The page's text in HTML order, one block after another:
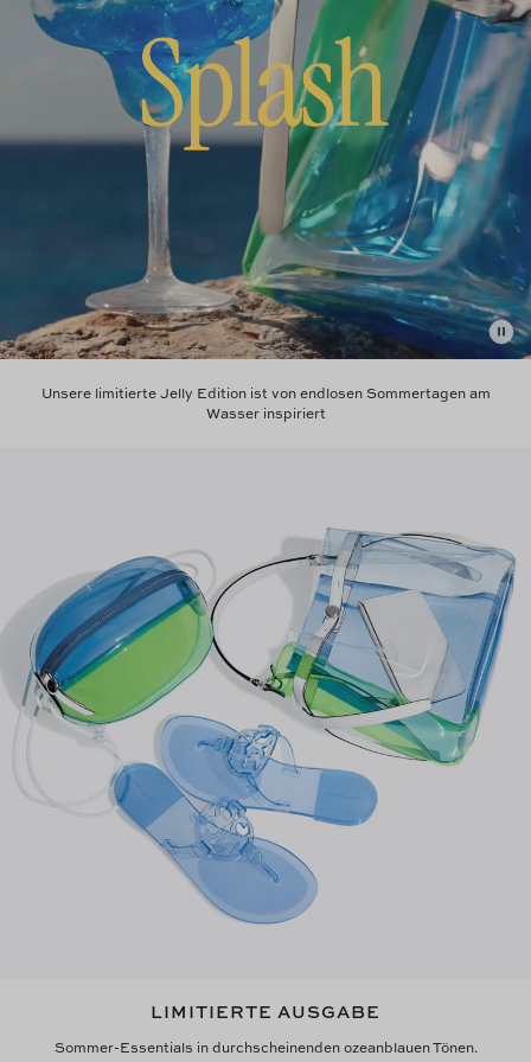
Unsere limitierte Jelly Edition ist von endlosen Sommertagen am
Wasser inspiriert
LIMITIERTE AUSGABE
Sommer-Essentials in durchscheinenden ozeanblauen Tönen.